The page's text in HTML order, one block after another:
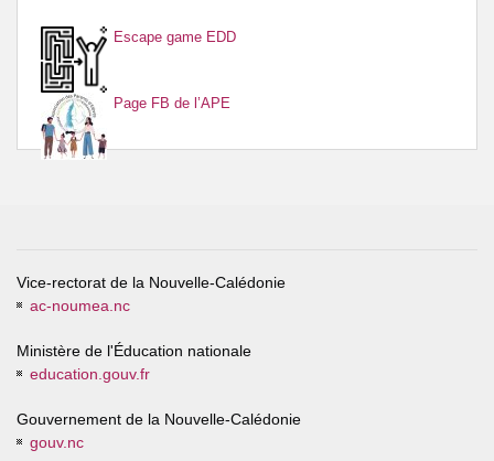
Escape game EDD
Page FB de l’APE
Vice-rectorat de la Nouvelle-Calédonie
ac-noumea.nc
Ministère de l'Éducation nationale
education.gouv.fr
Gouvernement de la Nouvelle-Calédonie
gouv.nc